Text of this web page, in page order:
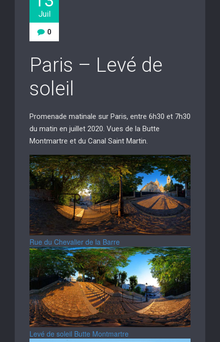
Juil
0
Paris – Levé de
soleil
Promenade matinale sur Paris, entre 6h30 et 7h30
du matin en juillet 2020. Vues de la Butte
Montmartre et du Canal Saint Martin.
Rue du Chevalier de la Barre
Levé de soleil Butte Montmartre